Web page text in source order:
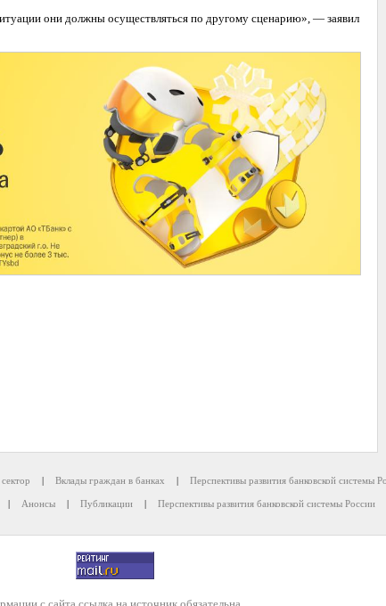
они должны осуществляться по другому сценарию», — заявил
| Вклады граждан в банках | Перспективы развития банковской системы
| Анонсы | Публикации | Перспективы развития банковской системы России